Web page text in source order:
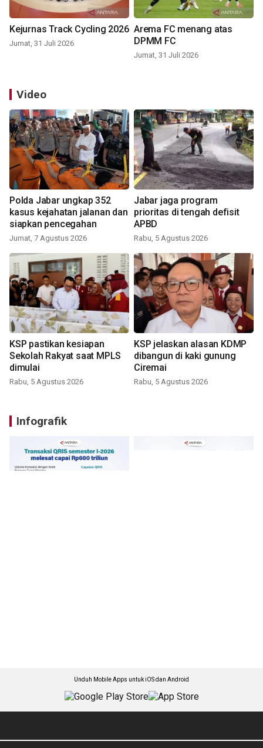
Kejurnas Track Cycling 2026
Jumat, 31 Juli 2026
Arema FC menang atas
DPMM FC
Jumat, 31 Juli 2026
Video
Polda Jabar ungkap 352
kasus kejahatan jalanan dan
siapkan pencegahan
Jumat, 7 Agustus 2026
Jabar jaga program
prioritas di tengah defisit
APBD
Rabu, 5 Agustus 2026
KSP pastikan kesiapan
Sekolah Rakyat saat MPLS
dimulai
Rabu, 5 Agustus 2026
KSP jelaskan alasan KDMP
dibangun di kaki gunung
Ciremai
Rabu, 5 Agustus 2026
Infografik
Unduh Mobile Apps untuk iOS dan Android